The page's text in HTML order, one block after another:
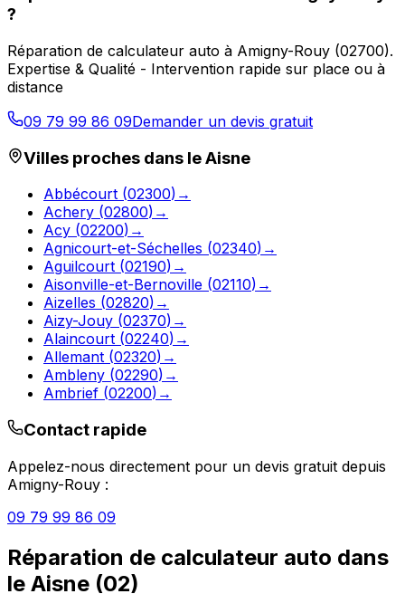
?
Réparation de calculateur auto à Amigny-Rouy (02700).
Expertise & Qualité - Intervention rapide sur place ou à
distance
09 79 99 86 09Demander un devis gratuit
Villes proches dans leAisne
Abbécourt (02300) →
Achery (02800) →
Acy (02200) →
Agnicourt-et-Séchelles (02340) →
Aguilcourt (02190) →
Aisonville-et-Bernoville (02110) →
Aizelles (02820) →
Aizy-Jouy (02370) →
Alaincourt (02240) →
Allemant (02320) →
Ambleny (02290) →
Ambrief (02200) →
Contact rapide
Appelez-nous directement pour un devis gratuit depuis
Amigny-Rouy :
09 79 99 86 09
Réparation de calculateur auto dans
le Aisne (02)